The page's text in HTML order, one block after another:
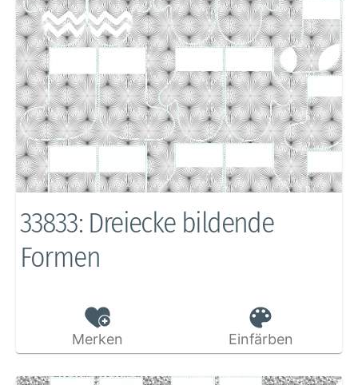
33833: Dreiecke bildende
Formen
Merken Einfärben